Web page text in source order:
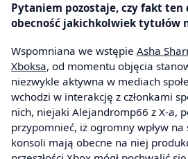
Pytaniem pozostaje, czy fakt
obecność jakichkolwiek tytułów
Wspomniana we wstępie Asha
Xboksa, od momentu objęcia
niezwykle aktywna w mediach
wchodzi w interakcję z członkami
nich, niejaki Alejandromp66 z X-a,
przypomnieć, iż ogromny wpływ
konsoli mają obecne na niej